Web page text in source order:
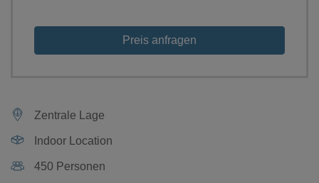
Preis anfragen
Zentrale Lage
Indoor Location
450 Personen